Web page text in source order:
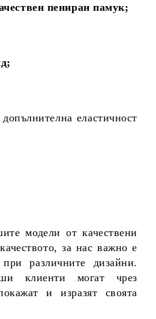
пениран памук;
допълнителна еластичност
модели от качествени
за нас важно е
различните дизайни.
клиенти могат чрез
и изразят своята